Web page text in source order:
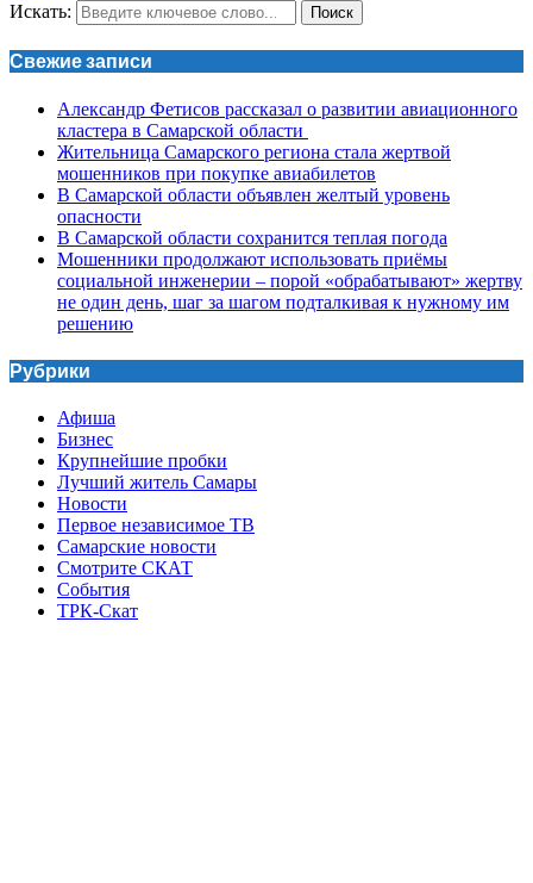
Искать: Поиск
Свежие записи
Александр Фетисов рассказал о развитии авиационного
кластера в Самарской области
Жительница Самарского региона стала жертвой
мошенников при покупке авиабилетов
В Самарской области объявлен желтый уровень
опасности
В Самарской области сохранится теплая погода
Мошенники продолжают использовать приёмы
социальной инженерии – порой «обрабатывают» жертву
не один день, шаг за шагом подталкивая к нужному им
решению
Рубрики
Афиша
Бизнес
Крупнейшие пробки
Лучший житель Самары
Новости
Первое независимое ТВ
Самарские новости
Смотрите СКАТ
События
ТРК-Скат